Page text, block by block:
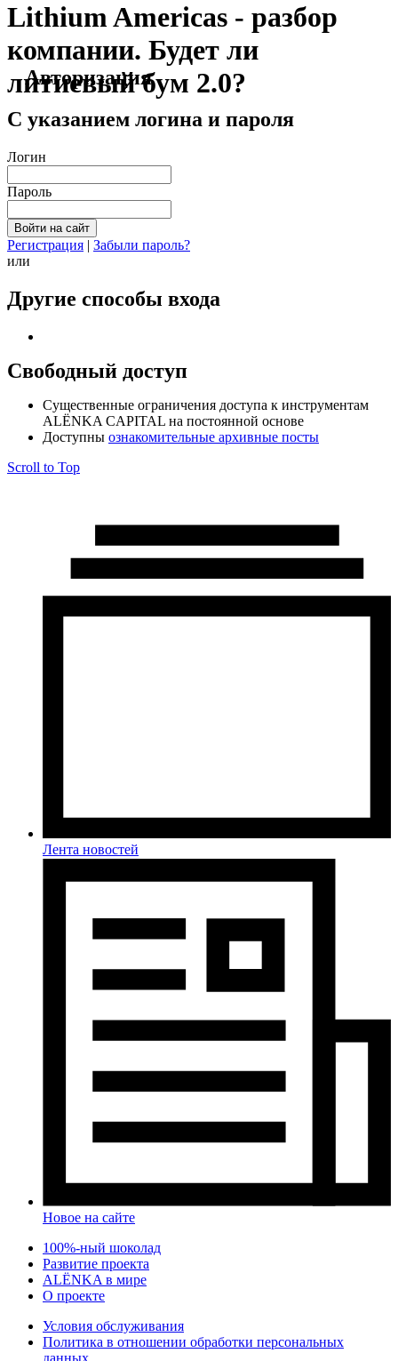
Lithium Americas - разбор
компании. Будет ли
литиевый бум 2.0?
Авторизация
С указанием логина и пароля
Логин
Пароль
Регистрация | Забыли пароль?
или
Другие способы входа
Свободный доступ
Cущественные ограничения доступа к инструментам
ALЁNKA CAPITAL на постоянной основе
Доступны ознакомительные архивные посты
Scroll to Top
Лента новостей
Новое на сайте
100%-ный шоколад
Развитие проекта
ALЁNKA в мире
О проекте
Условия обслуживания
Политика в отношении обработки персональных
данных